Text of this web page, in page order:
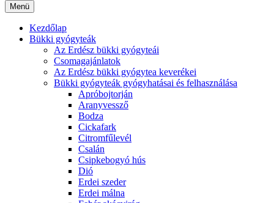
Menü
Kezdőlap
Bükki gyógyteák
Az Erdész bükki gyógyteái
Csomagajánlatok
Az Erdész bükki gyógytea keverékei
Bükki gyógyteák gyógyhatásai és felhasználása
Apróbojtorján
Aranyvessző
Bodza
Cickafark
Citromfűlevél
Csalán
Csipkebogyó hús
Dió
Erdei szeder
Erdei málna